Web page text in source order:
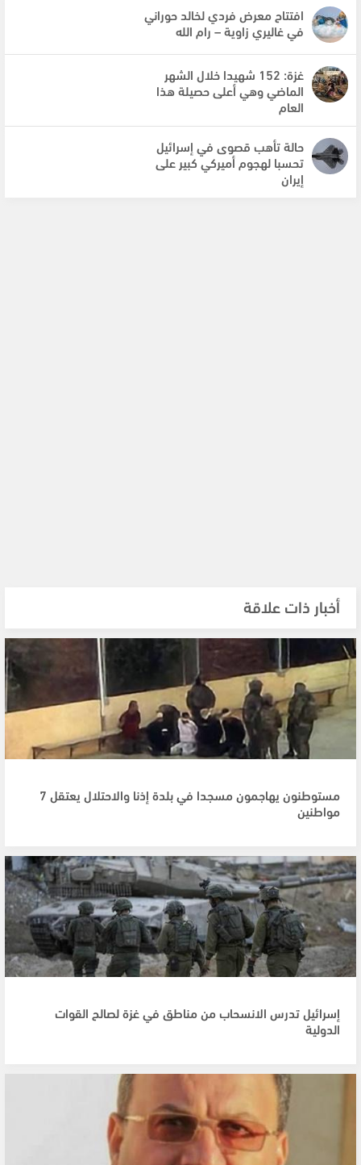
افتتاح معرض فردي لخالد حوراني
في غاليري زاوية – رام الله
غزة: 152 شهيدا خلال الشهر
الماضي وهي أعلى حصيلة هذا
العام
حالة تأهب قصوى في إسرائيل
تحسبا لهجوم أميركي كبير على
إيران
أخبار ذات علاقة
مستوطنون يهاجمون مسجدا في بلدة إذنا والاحتلال يعتقل 7
مواطنين
إسرائيل تدرس الانسحاب من مناطق في غزة لصالح القوات
الدولية